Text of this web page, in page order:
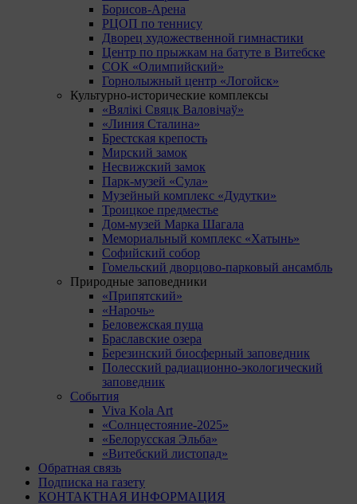
Борисов-Арена
РЦОП по теннису
Дворец художественной гимнастики
Центр по прыжкам на батуте в Витебске
СОК «Олимпийский»
Горнолыжный центр «Логойск»
Культурно-исторические комплексы
«Вялікі Свяцк Валовічаў»
«Линия Сталина»
Брестская крепость
Мирский замок
Несвижский замок
Парк-музей «Сула»
Музейный комплекс «Дудутки»
Троицкое предместье
Дом-музей Марка Шагала
Мемориальный комплекс «Хатынь»
Софийский собор
Гомельский дворцово-парковый ансамбль
Природные заповедники
«Припятский»
«Нарочь»
Беловежская пуща
Браславские озера
Березинский биосферный заповедник
Полесский радиационно-экологический
заповедник
События
Viva Kola Art
«Солнцестояние-2025»
«Белорусская Эльба»
«Витебский листопад»
Обратная связь
Подписка на газету
КОНТАКТНАЯ ИНФОРМАЦИЯ